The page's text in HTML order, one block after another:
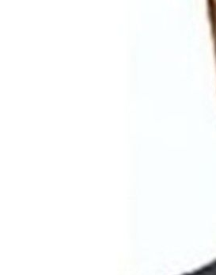
선재도서 해루질 나섰다 실종
남자 농구, 나고야 아시안게임
여수 오동도 해상서 모터보트 전
극한폭염 한풀 꺾이지만…'낮 최고
축구협회 "압수수색·성접대 논란
[속보]'압수수색·성접대 논란' 축
'최고 37도' 폭염 지속…강원동해안
[속보]뉴욕증시 상승 마감…S&P